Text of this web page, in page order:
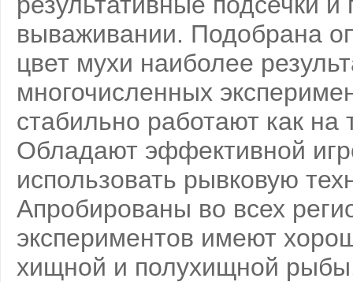
вываживании. Подобрана
цвет мухи наиболее
многочисленных
стабильно работают как на
Обладают эффективной
использовать рывковую
Апробированы во всех
экспериментов имеют
хищной и полухищной